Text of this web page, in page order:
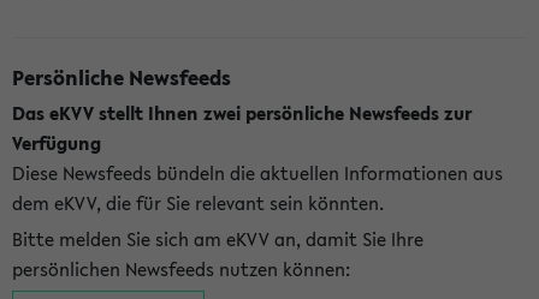
Persönliche Newsfeeds
Das eKVV stellt Ihnen zwei persönliche Newsfeeds zur
Verfügung
Diese Newsfeeds bündeln die aktuellen Informationen aus
dem eKVV, die für Sie relevant sein könnten.
Bitte melden Sie sich am eKVV an, damit Sie Ihre
persönlichen Newsfeeds nutzen können: